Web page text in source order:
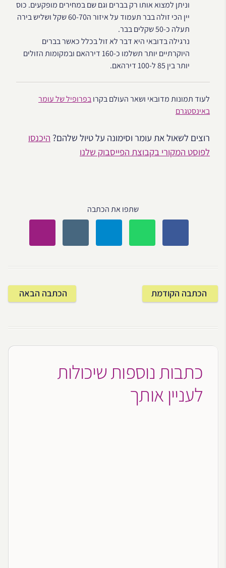
וניתן למצוא אותו רק בברים וגם שם במחירים מופקעים. כוס
יין הכי זולה בבר תעמוד על איזור ה60-70 שקל ושליש בירה
תעלה כ-50 שקלים בבר.
נרגילה בדובאי היא דבר לא זול בכלל כאשר בברים
היוקרתיים יותר תשלמו כ-160 דירהאם ובמקומות הזולים
יותר בין 85 ל-100 דירהאם.
לעוד תמונות מדובאי ושאר העולם בקרובפרופיל של עומר
באינסטגרם
רוצים לשאול את עומר וסימונה על טיול שלהם? היכנסו
לפוסט המקורי בקבוצת הפייסבוק שלנו
שתפו את הכתבה
הכתבה הקודמת הכתבה הבאה
כתבות נוספות שיכולות
לעניין אותך